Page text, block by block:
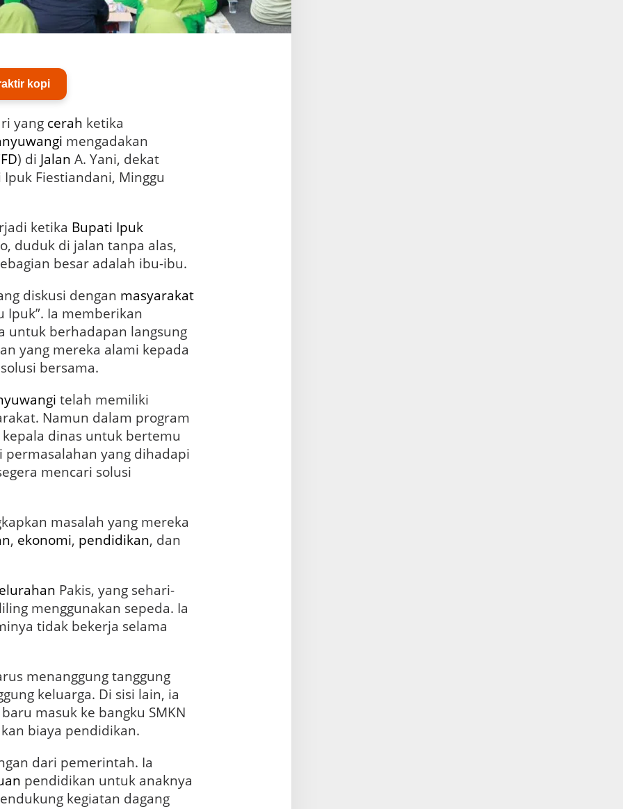
kopi
yang cerah ketika
mengadakan
) di Jalan A. Yani, dekat
Ipuk Fiestiandani, Minggu
ketika Bupati Ipuk
duduk di jalan tanpa alas,
besar adalah ibu-ibu.
diskusi dengan masyarakat
Ipuk”. Ia memberikan
untuk berhadapan langsung
yang mereka alami kepada
bersama.
telah memiliki
Namun dalam program
dinas untuk bertemu
permasalahan yang dihadapi
mencari solusi
masalah yang mereka
, ekonomi, pendidikan, dan
Pakis, yang sehari-
menggunakan sepeda. Ia
tidak bekerja selama
menanggung tanggung
keluarga. Di sisi lain, ia
masuk ke bangku SMKN
biaya pendidikan.
dari pemerintah. Ia
pendidikan untuk anaknya
kegiatan dagang